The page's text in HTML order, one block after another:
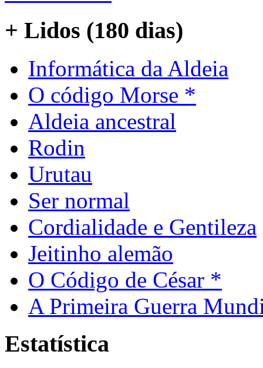
+ Lidos (180 dias)
Informática da Aldeia
O código Morse *
Aldeia ancestral
Rodin
Urutau
Ser normal
Cordialidade e Gentileza
Jeitinho alemão
O Código de César *
A Primeira Guerra
Estatística